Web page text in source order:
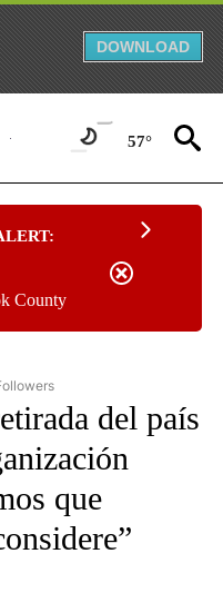
DOWNLOAD
57°
County
"NOTICIAS - CNN" TO RECEIVE
del país
que